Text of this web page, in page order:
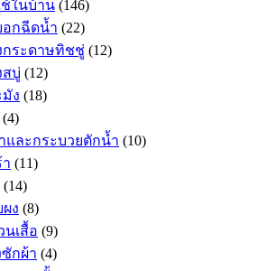
ในบ้าน (146)
อกฉีดน้ำ (22)
กระดาษทิชชู่ (12)
สบู่ (12)
ง (18)
(4)
และกระบวยตักน้ำ (10)
(11)
(14)
ง (8)
เสื้อ (9)
กผ้า (4)